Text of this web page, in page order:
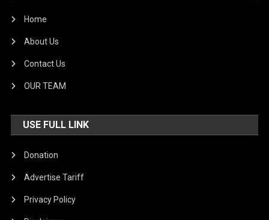
Home
About Us
Contact Us
OUR TEAM
USE FULL LINK
Donation
Advertise Tariff
Privacy Policy